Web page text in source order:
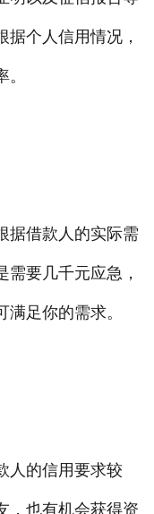
个人信用情况，
据借款人的实际需
要几千元应急，
足你的需求。
人的信用要求较
，也有机会获得资